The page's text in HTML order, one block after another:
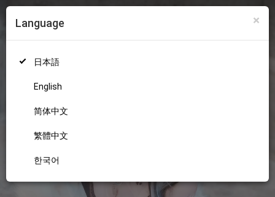
×
Language
日本語
English
简体中文
繁體中文
한국어
18+